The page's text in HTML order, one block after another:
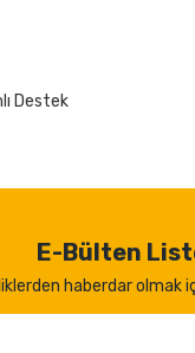
Destek
E-Bülten
haberdar olmak